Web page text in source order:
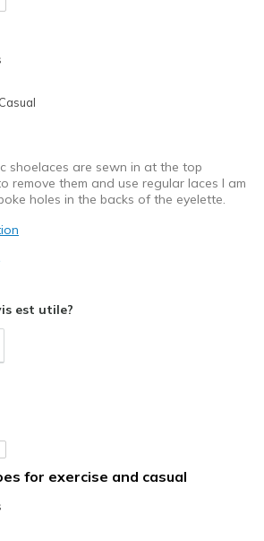
Casual
shoelaces are sewn in at the top
remove them and use regular laces I am
holes in the backs of the eyelette.
with elastic bands.
est utile?
for exercise and casual